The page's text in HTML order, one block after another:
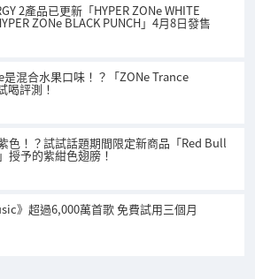
2產品已更新「HYPER ZONe WHITE
ZONe BLACK PUNCH」4月8日發售
是混合水果口味！？「ZONe Trance
喝評測！
色！？試試話題期間限定新商品「Red Bull
授予的紫紺色翅膀！
》超過6,000萬首歌 免費試用三個月